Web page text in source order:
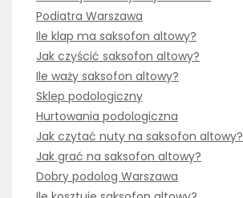
Podiatra Warszawa
Ile klap ma saksofon altowy?
Jak czyścić saksofon altowy?
Ile waży saksofon altowy?
Sklep podologiczny
Hurtowania podologiczna
Jak czytać nuty na saksofon altowy?
Jak grać na saksofon altowy?
Dobry podolog Warszawa